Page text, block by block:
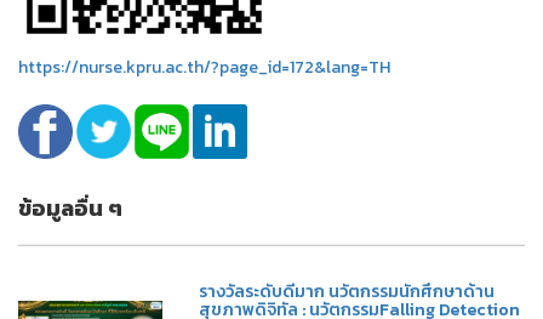
https://nurse.kpru.ac.th/?page_id=172&lang=TH
ข้อมูลอื่น ๆ
รางวัลระดับดีมาก นวัตกรรมนักศึกษาด้าน
สุขภาพดิจิทัล : นวัตกรรมFalling Detection